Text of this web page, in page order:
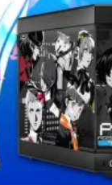
ในช่วง
เป็น พันตรี เฮนรี
เกษียณไปแล้ว แต่
าดเจ็บในค่าย
มีจุดเด่น 2
งสงคราม…
Persona 3
ตอร์ HYTE และ
3 Reload Y60'
บอร์ด, Desk Pad
มารถสั่งจองผ่าน